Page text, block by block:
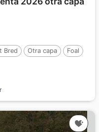
Bred Otra capa
Foal